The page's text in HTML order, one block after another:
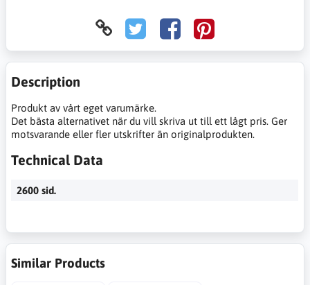
Description
Produkt av vårt eget varumärke.
Det bästa alternativet när du vill skriva ut till ett lågt pris. Ger
motsvarande eller fler utskrifter än originalprodukten.
Technical Data
2600 sid.
Similar Products